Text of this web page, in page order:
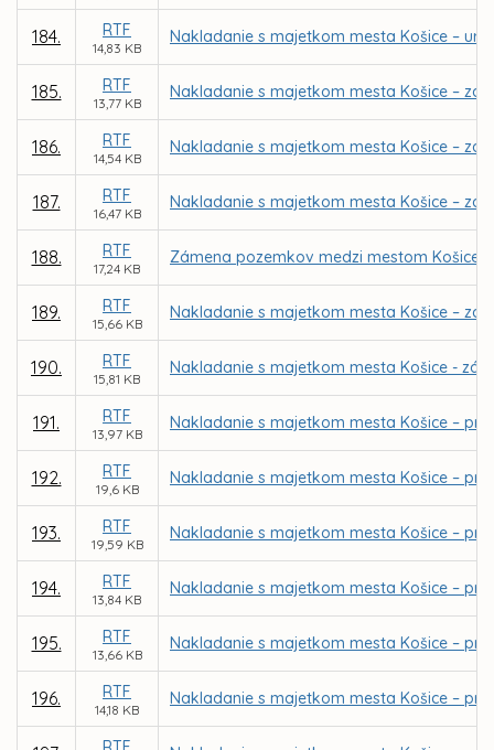
184. RTF
14,83 KB
Nakladanie s majetkom mesta Košice –
185. RTF
13,77 KB
Nakladanie s majetkom mesta Košice –
186. RTF
14,54 KB
Nakladanie s majetkom mesta Košice –
187. RTF
16,47 KB
Nakladanie s majetkom mesta Košice –
188. RTF
17,24 KB
Zámena pozemkov medzi mestom Košice a
189. RTF
15,66 KB
Nakladanie s majetkom mesta Košice –
190. RTF
15,81 KB
Nakladanie s majetkom mesta Košice -
191. RTF
13,97 KB
Nakladanie s majetkom mesta Košice –
192. RTF
19,6 KB
Nakladanie s majetkom mesta Košice –
193. RTF
19,59 KB
Nakladanie s majetkom mesta Košice –
194. RTF
13,84 KB
Nakladanie s majetkom mesta Košice –
195. RTF
13,66 KB
Nakladanie s majetkom mesta Košice –
196. RTF
14,18 KB
Nakladanie s majetkom mesta Košice –